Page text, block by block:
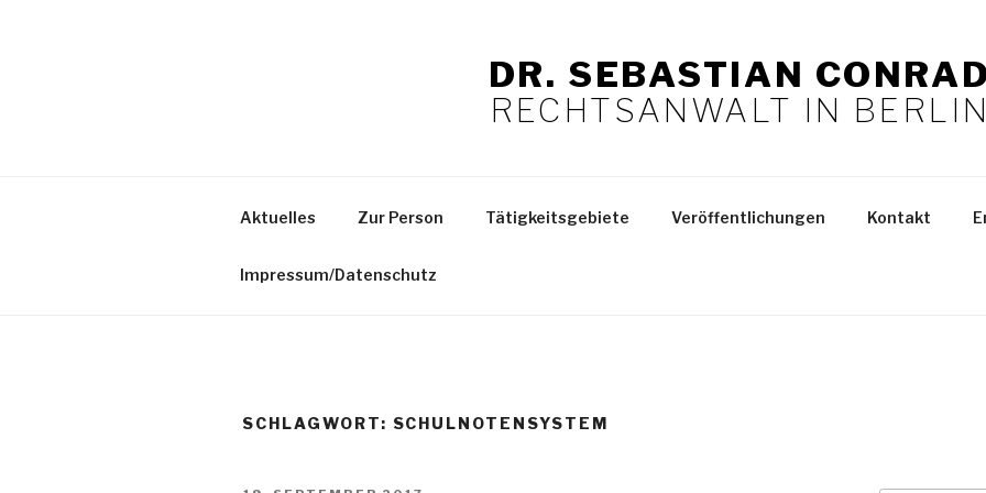
DR. SEBASTIAN CONRAD
RECHTSANWALT IN BERLIN
Aktuelles Zur Person Tätigkeitsgebiete Veröffentlichungen Kontakt
Impressum/Datenschutz
SCHLAGWORT: SCHULNOTENSYSTEM